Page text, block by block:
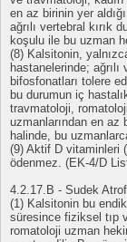
en az birinin yer
ağrılı vertebral kırık
koşulu ile bu uzman
(8) Kalsitonin,
hastanelerinde;
bifosfonatları tolere
bu durumun iç
travmatoloji,
uzmanlarından en az
halinde, bu
(9) Aktif D vitaminleri
ödenmez. (EK-4/D
4.2.17.B - Sudek
(1) Kalsitonin bu
süresince fiziksel tıp
romatoloji uzman